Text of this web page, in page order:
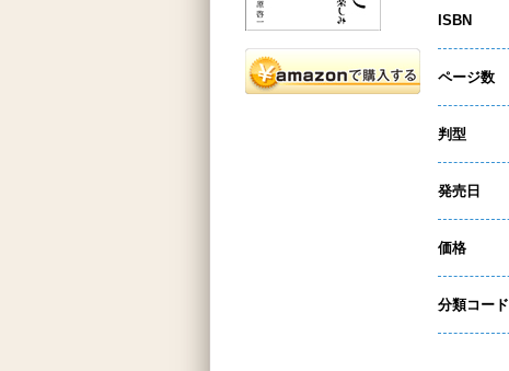
ISBN
ページ数
判型
発売日
価格
分類コード